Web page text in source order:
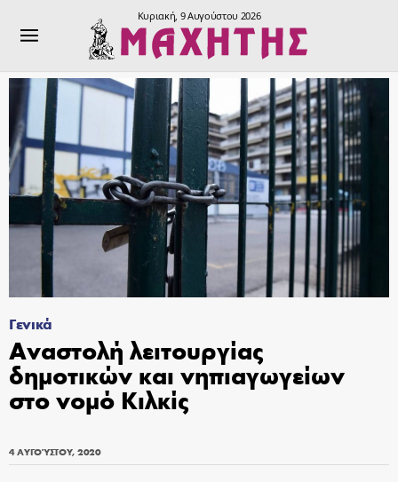
Κυριακή, 9 Αυγούστου 2026
Γενικά
Αναστολή λειτουργίας
δημοτικών και νηπιαγωγείων
στο νομό Κιλκίς
4 ΑΥΓΟΎΣΤΟΥ, 2020